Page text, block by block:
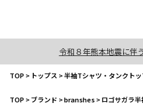
令和８年熊本地震に伴
TOP> トップス >半袖Tシャツ・タンクト
TOP>ブランド >branshes>ロゴサガラ